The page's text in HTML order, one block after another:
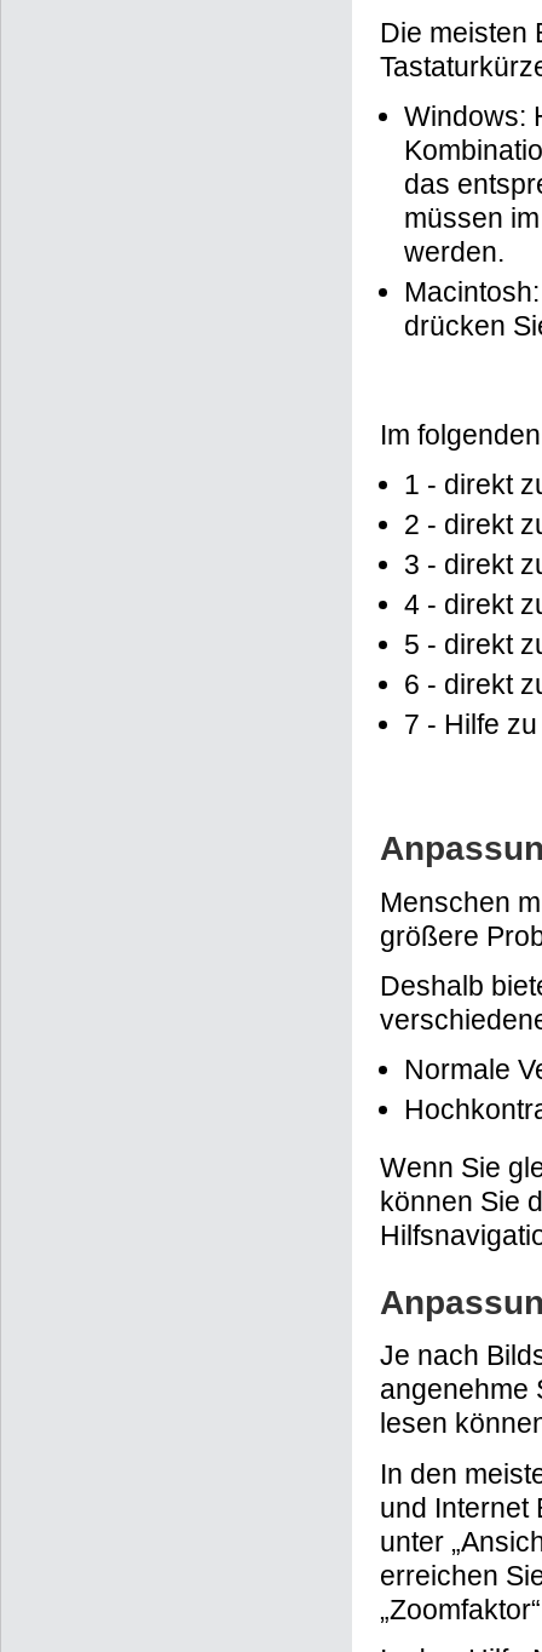
Die meisten
Windows:
das
müssen
werden.
drücken
Im
1 - direkt
2 - direkt
3 - direkt
4 - direkt
5 - direkt
6 - direkt
7 - Hilfe
Menschen
größere
Deshalb
Normale
Wenn Sie
können Sie
Je nach
angenehme
lesen
In den
und Internet
unter
erreichen